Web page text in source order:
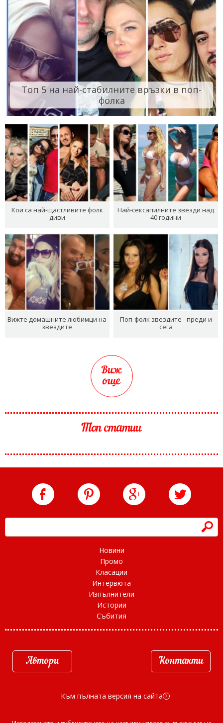
Топ 5 на най-стабилните връзки в поп-
фолка
Кои са най-щастливите фолк
диви
Най-сексапилните звезди над
40 години
Вижте домашните любимци на
звездите
Поп-фолк звездите - преди и
сега
Виж
още
Топ статии
h
Новини
Промо
Класации
Интервюта
Изпълнители
Истории
Събития
Автори Контакти
Към пълната версия на сайта d